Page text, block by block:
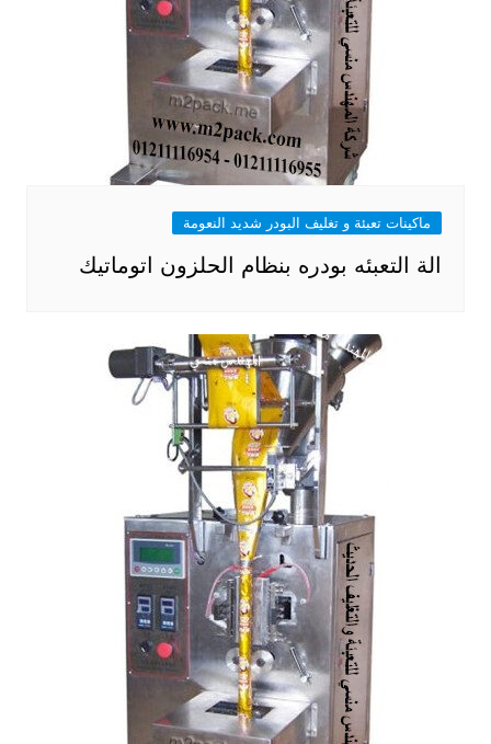
ماكينات تعبئة و تغليف البودر شديد النعومة
الة التعبئه بودره بنظام الحلزون اتوماتيك